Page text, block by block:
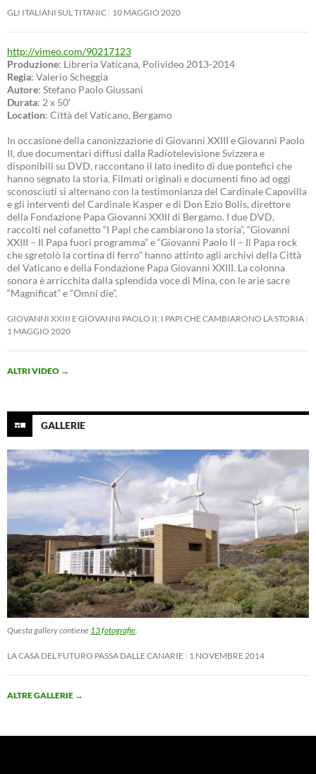
GLI ITALIANI SUL TITANIC 10 MAGGIO 2020
http://vimeo.com/90217123
Produzione: Libreria Vaticana, Polivideo 2013-2014
Regia: Valerio Scheggia
Autore: Stefano Paolo Giussani
Durata: 2 x 50′
Location: Città del Vaticano, Bergamo
In occasione della canonizzazione di Giovanni XXIII e Giovanni Paolo
II, due documentari diffusi dalla Radiotelevisione Svizzera e
disponibili su DVD, raccontano il lato inedito di due pontefici che
hanno segnato la storia. Filmati originali e documenti fino ad oggi
sconosciuti si alternano con la testimonianza del Cardinale Capovilla
e gli interventi del Cardinale Kasper e di Don Ezio Bolis, direttore
della Fondazione Papa Giovanni XXIII di Bergamo. I due DVD,
raccolti nel cofanetto “I Papi che cambiarono la storia”, “Giovanni
XXIII – Il Papa fuori programma” e “Giovanni Paolo II – Il Papa rock
che sgretolò la cortina di ferro” hanno attinto agli archivi della Città
del Vaticano e della Fondazione Papa Giovanni XXIII. La colonna
sonora è arricchita dalla splendida voce di Mina, con le arie sacre
“Magnificat” e “Omni die”.
GIOVANNI XXIII E GIOVANNI PAOLO II: I PAPI CHE CAMBIARONO LA STORIA
1 MAGGIO 2020
ALTRI VIDEO →
GALLERIE
Questa gallery contiene 13 fotografie
LA CASA DEL FUTURO PASSA DALLE CANARIE 1 NOVEMBRE 2014
ALTRE GALLERIE →